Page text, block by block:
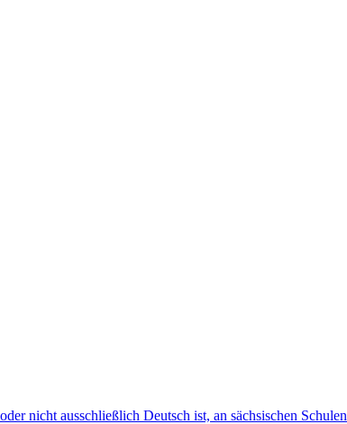
nicht ausschließlich Deutsch ist, an sächsischen Schulen